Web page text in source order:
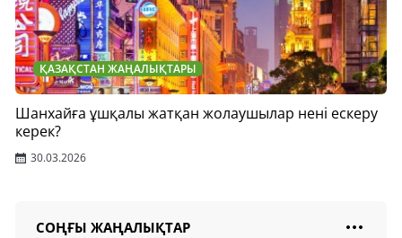
ҚАЗАҚСТАН ЖАҢАЛЫҚТАРЫ
Шанхайға ұшқалы жатқан жолаушылар нені ескеру
керек?
30.03.2026
СОҢҒЫ ЖАҢАЛЫҚТАР